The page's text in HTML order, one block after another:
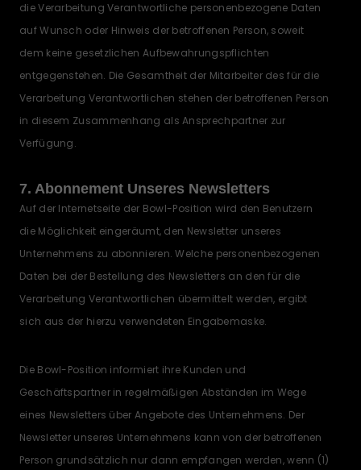
die Verarbeitung Verantwortliche personenbezogene Daten
auf Wunsch oder Hinweis der betroffenen Person, soweit
dem keine gesetzlichen Aufbewahrungspflichten
entgegenstehen. Die Gesamtheit der Mitarbeiter des für die
Verarbeitung Verantwortlichen stehen der betroffenen Person
in diesem Zusammenhang als Ansprechpartner zur
Verfügung.
7. Abonnement Unseres Newsletters
Auf der Internetseite der Bowl-Position wird den Benutzern
die Möglichkeit eingeräumt, den Newsletter unseres
Unternehmens zu abonnieren. Welche personenbezogenen
Daten bei der Bestellung des Newsletters an den für die
Verarbeitung Verantwortlichen übermittelt werden, ergibt
sich aus der hierzu verwendeten Eingabemaske.
Die Bowl-Position informiert ihre Kunden und
Geschäftspartner in regelmäßigen Abständen im Wege
eines Newsletters über Angebote des Unternehmens. Der
Newsletter unseres Unternehmens kann von der betroffenen
Person grundsätzlich nur dann empfangen werden, wenn (1)